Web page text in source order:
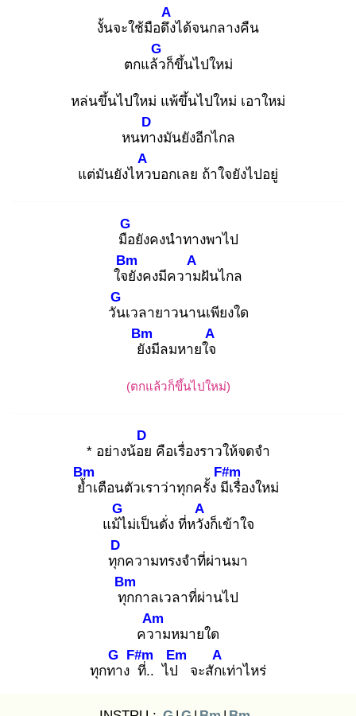
งั้นจะใช้มือดึง
A
ได้จนกลางคืน
ตกแล้ว
G
ก็ขึ้นไปใหม่
หล่นขึ้นไปใหม่ แพ้ขึ้นไปใหม่ เอาใหม่
หนทา
D
งมันยังอีกไกล
แต่มันยังไหว
A
บอกเลย ถ้าใจยังไปอยู่
มือ
G
ยังคงนำทางพาไป
ใจยั
Bm
งคงมีความ
A
ฝันไกล
วัน
G
เวลายาวนานเพียงใด
ยัง
Bm
มีลมหายใจ
A
(ตกแล้วก็ขึ้นไปใหม่)
* อย่างน้อย
D
คือเรื่องราวให้จดจำ
ย้ำ
Bm
เตือนตัวเราว่าทุกครั้ง มีเ
F#m
รื่องใหม่
แม้ไ
G
ม่เป็นดั่ง ที่หวัง
A
ก็เข้าใจ
ทุก
D
ความทรงจำที่ผ่านมา
ทุก
Bm
กาลเวลาที่ผ่านไป
ควา
Am
มหมายใด
ทุกทา
G
ง ที่
F#m
.. ไป
Em
จะสักเ
A
ท่าไหร่